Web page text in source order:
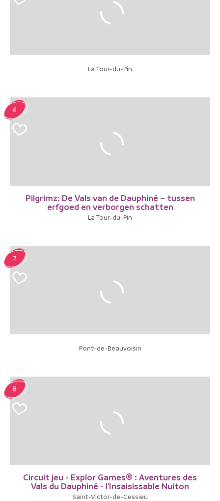
La Tour-du-Pin
Pilgrimz: De Vals van de Dauphiné – tussen
erfgoed en verborgen schatten
La Tour-du-Pin
6
Pont-de-Beauvoisin
7
Circuit jeu - Explor Games® : Aventures des
Vals du Dauphiné - l'Insaisissable Nuiton
Saint-Victor-de-Cessieu
8